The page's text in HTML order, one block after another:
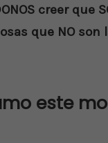
creer que
que NO son
este